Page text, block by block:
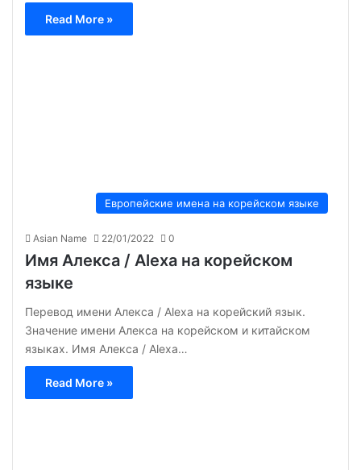
Read More »
Европейские имена на корейском языке
Asian Name 22/01/2022 0
Имя Алекса / Alexa на корейском
языке
Перевод имени Алекса / Alexa на корейский язык.
Значение имени Алекса на корейском и китайском
языках. Имя Алекса / Alexa…
Read More »